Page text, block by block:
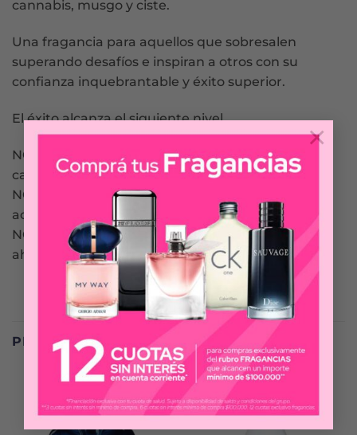
×
cannabis, musgo y ciste.
Una fragancia para aquellos que sobresalen
superando desafíos e inspiran a otros con su
confianza inquebrantable y éxito superior.
El éxito alcanza el siguiente nivel.
NOTAS DE SALIDA: Bergamota, neroli,
cardamomo, pimienta rosa.
NOTAS DE CORAZÓN: Ciprés, romero, eucalipto,
acorde de cannabis.
NOTAS DE FONDO: Musgo, cistus, acorde
ahumado, ámbar.
PRODUCTOS RELACIONADOS